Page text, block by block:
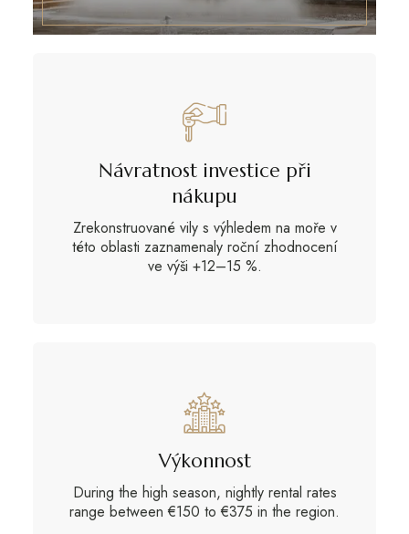
Návratnost investice při
nákupu
Zrekonstruované vily s výhledem na moře v
této oblasti zaznamenaly roční zhodnocení
ve výši +12–15 %.
Výkonnost
During the high season, nightly rental rates
range between €150 to €375 in the region.